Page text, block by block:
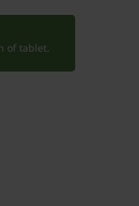
of tablet.